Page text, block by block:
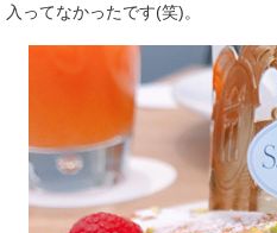
入ってなかったです(笑)。